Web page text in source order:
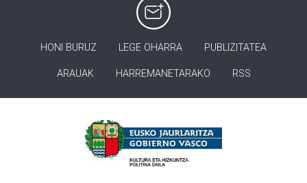
HONI BURUZ LEGE OHARRA PUBLIZITATEA
ARAUAK HARREMANETARAKO RSS